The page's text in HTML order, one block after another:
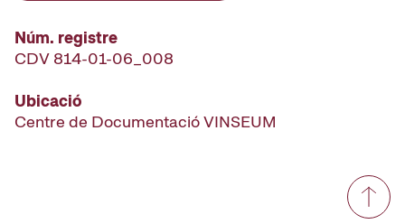
Núm. registre
CDV 814-01-06_008
Ubicació
Centre de Documentació VINSEUM